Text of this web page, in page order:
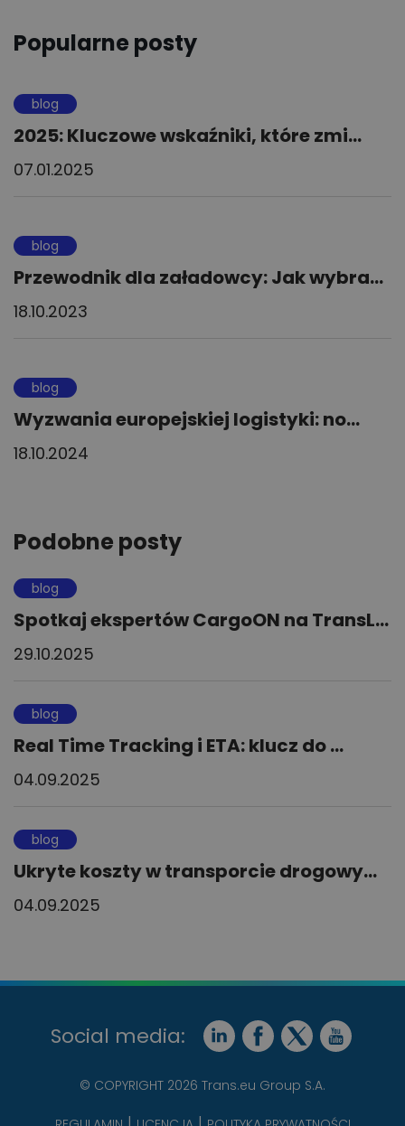
Popularne posty
blog
2025: Kluczowe wskaźniki, które zmi...
07.01.2025
blog
Przewodnik dla załadowcy: Jak wybra...
18.10.2023
blog
Wyzwania europejskiej logistyki: no...
18.10.2024
Podobne posty
blog
Spotkaj ekspertów CargoON na TransL...
29.10.2025
blog
Real Time Tracking i ETA: klucz do ...
04.09.2025
blog
Ukryte koszty w transporcie drogowy...
04.09.2025
Social media:
© COPYRIGHT 2026 Trans.eu Group S.A.